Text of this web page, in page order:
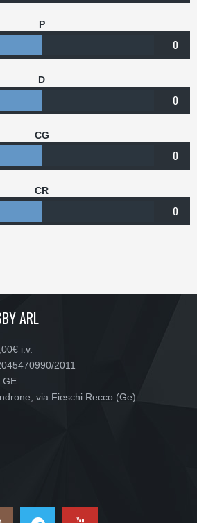
P
0
D
0
CG
0
CR
0
ARL
i.v.
2011
GE
via Fieschi Recco (Ge)